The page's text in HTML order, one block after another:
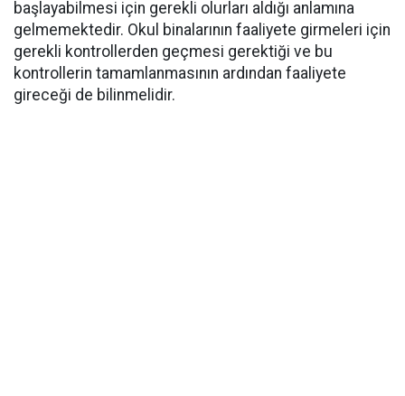
başlayabilmesi için gerekli olurları aldığı anlamına
gelmemektedir. Okul binalarının faaliyete girmeleri için
gerekli kontrollerden geçmesi gerektiği ve bu
kontrollerin tamamlanmasının ardından faaliyete
gireceği de bilinmelidir.